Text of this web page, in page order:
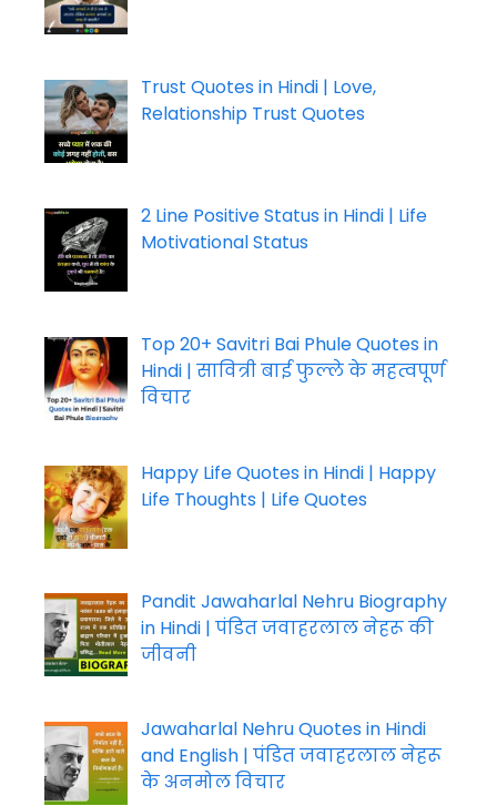
Trust Quotes in Hindi | Love,
Relationship Trust Quotes
2 Line Positive Status in Hindi | Life
Motivational Status
Top 20+ Savitri Bai Phule Quotes in
Hindi | सावित्री बाई फुल्ले के महत्वपूर्ण
विचार
Happy Life Quotes in Hindi | Happy
Life Thoughts | Life Quotes
Pandit Jawaharlal Nehru Biography
in Hindi | पंडित जवाहरलाल नेहरू की
जीवनी
Jawaharlal Nehru Quotes in Hindi
and English | पंडित जवाहरलाल नेहरू
के अनमोल विचार